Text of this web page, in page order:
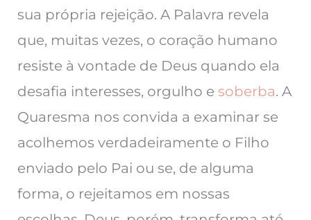
sua própria rejeição. A Palavra revela
que, muitas vezes, o coração humano
resiste à vontade de Deus quando ela
desafia interesses, orgulho esoberba. A
Quaresma nos convida a examinar se
acolhemos verdadeiramente o Filho
enviado pelo Pai ou se, de alguma
forma, o rejeitamos em nossas